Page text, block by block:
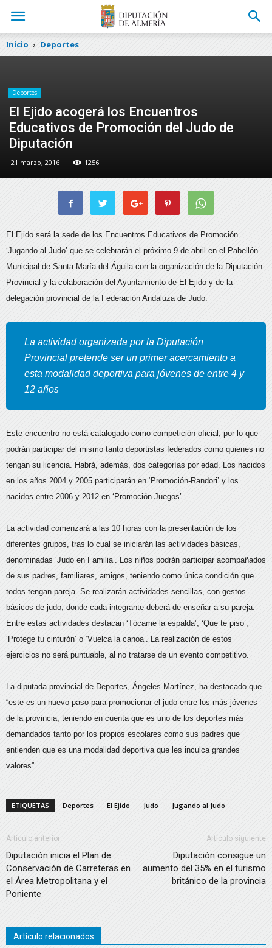
Inicio Deportes
Deportes
El Ejido acogerá los Encuentros
Educativos de Promoción del Judo de
Diputación
21 marzo, 2016 1256
El Ejido será la sede de los Encuentros Educativos de Promoción
‘Jugando al Judo’ que se celebrarán el próximo 9 de abril en el Pabellón
Municipal de Santa María del Águila con la organización de la Diputación
Provincial y la colaboración del Ayuntamiento de El Ejido y de la
delegación provincial de la Federación Andaluza de Judo.
La actividad organizada por la Diputación
Provincial pretende ser un primer acercamiento a
esta modalidad deportiva para jóvenes de entre 4 y
12 años
Este encuentro no está catalogado como competición oficial, por lo que
podrán participar del mismo tanto deportistas federados como quienes no
tengan su licencia. Habrá, además, dos categorías por edad. Los nacidos
en los años 2004 y 2005 participarán en ‘Promoción-Randori’ y los
nacidos entre 2006 y 2012 en ‘Promoción-Juegos’.
La actividad comenzará a las 10 horas con la presentación de los
diferentes grupos, tras lo cual se iniciarán las actividades básicas,
denominadas ‘Judo en Familia’. Los niños podrán participar acompañados
de sus padres, familiares, amigos, teniendo como única condición que
todos tengan pareja. Se realizarán actividades sencillas, con gestos
básicos de judo, donde cada integrante deberá de enseñar a su pareja.
Entre estas actividades destacan ‘Tócame la espalda’, ‘Que te piso’,
‘Protege tu cinturón’ o ‘Vuelca la canoa’. La realización de estos
ejercicios no será puntuable, al no tratarse de un evento competitivo.
La diputada provincial de Deportes, Ángeles Martínez, ha destacado que
“este es un nuevo paso para promocionar el judo entre los más jóvenes
de la provincia, teniendo en cuenta que es uno de los deportes más
demandados tanto por los propios escolares como sus padres que
entienden que es una modalidad deportiva que les inculca grandes
valores”.
ETIQUETAS Deportes El Ejido Judo Jugando al Judo
Artículo anterior
Diputación inicia el Plan de
Conservación de Carreteras en
el Área Metropolitana y el
Poniente
Artículo siguiente
Diputación consigue un
aumento del 35% en el turismo
británico de la provincia
Artículo relacionados